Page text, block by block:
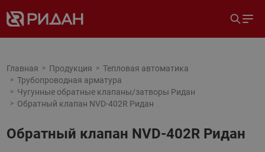
Главная Продукция
Тепловая автоматика
Трубопроводная арматура
Чугунные обратные клапаны/затворы Ридан
Обратный клапан NVD-402R Ридан
Обратный клапан NVD-402R Ридан